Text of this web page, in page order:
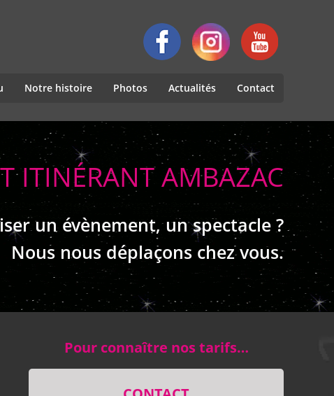
Notre histoire Photos Actualités Contact
ITINÉRANT AMBAZAC
un évènement, un spectacle ?
Nous nous déplaçons chez vous.
Pour connaître nos tarifs…